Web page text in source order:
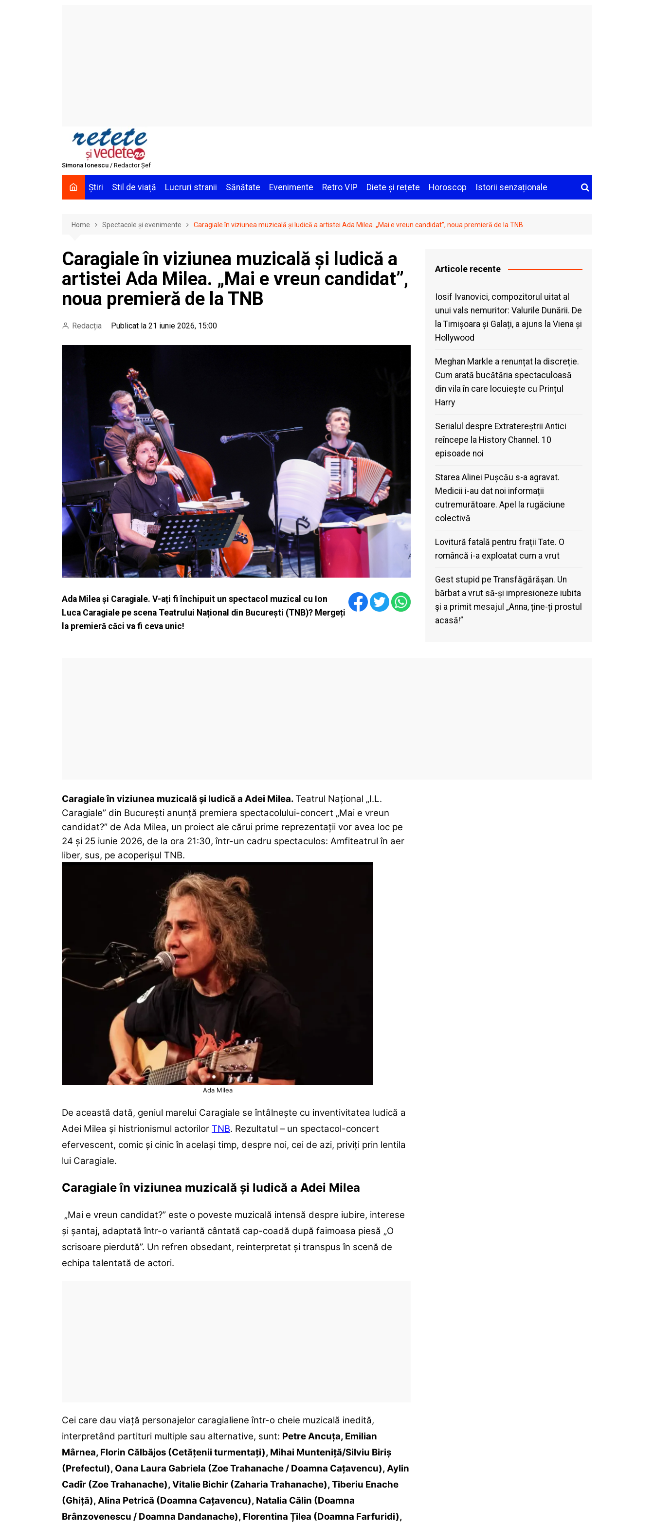
Simona Ionescu / Redactor Șef
Știri Stil de viață Lucruri stranii Sănătate Evenimente Retro VIP Diete și rețete Horoscop Istorii senzaționale
Home Spectacole și evenimente Caragiale în viziunea muzicală și ludică a artistei Ada Milea. „Mai e vreun candidat”, noua premieră de la TNB
Caragiale în viziunea muzicală și ludică a
artistei Ada Milea. „Mai e vreun candidat”,
noua premieră de la TNB
Redacția Publicat la 21 iunie 2026, 15:00
Ada Milea și Caragiale. V-ați fi închipuit un spectacol muzical cu Ion
Luca Caragiale pe scena Teatrului Național din București (TNB)? Mergeți
la premieră căci va fi ceva unic!
Articole recente
Iosif Ivanovici, compozitorul uitat al
unui vals nemuritor: Valurile Dunării. De
la Timișoara și Galați, a ajuns la Viena și
Hollywood
Meghan Markle a renunțat la discreție.
Cum arată bucătăria spectaculoasă
din vila în care locuiește cu Prințul
Harry
Serialul despre Extratereștrii Antici
reîncepe la History Channel. 10
episoade noi
Starea Alinei Pușcău s-a agravat.
Medicii i-au dat noi informații
cutremurătoare. Apel la rugăciune
colectivă
Lovitură fatală pentru frații Tate. O
româncă i-a exploatat cum a vrut
Gest stupid pe Transfăgărășan. Un
bărbat a vrut să-și impresioneze iubita
și a primit mesajul „Anna, ține-ți prostul
acasă!”
Caragiale în viziunea muzicală și ludică a Adei Milea.Teatrul Național „I.L.
Caragiale” din București anunță premiera spectacolului-concert „Mai e vreun
candidat?” de Ada Milea, un proiect ale cărui prime reprezentații vor avea loc pe
24 și 25 iunie 2026, de la ora 21:30, într-un cadru spectaculos: Amfiteatrul în aer
liber, sus, pe acoperișul TNB.
Ada Milea
De această dată, geniul marelui Caragiale se întâlnește cu inventivitatea ludică a
Adei Milea și histrionismul actorilor TNB. Rezultatul – un spectacol-concert
efervescent, comic și cinic în același timp, despre noi, cei de azi, priviți prin lentila
lui Caragiale.
Caragiale în viziunea muzicală și ludică a Adei Milea
„Mai e vreun candidat?” este o poveste muzicală intensă despre iubire, interese
și șantaj, adaptată într-o variantă cântată cap-coadă după faimoasa piesă „O
scrisoare pierdută”. Un refren obsedant, reinterpretat și transpus în scenă de
echipa talentată de actori.
Cei care dau viață personajelor caragialiene într-o cheie muzicală inedită,
interpretând partituri multiple sau alternative, sunt: Petre Ancuța, Emilian
Mârnea, Florin Călbăjos (Cetățenii turmentaţi), Mihai Munteniță/Silviu Biriș
(Prefectul), Oana Laura Gabriela (Zoe Trahanache / Doamna Cațavencu), Aylin
Cadîr (Zoe Trahanache), Vitalie Bichir (Zaharia Trahanache), Tiberiu Enache
(Ghiță), Alina Petrică (Doamna Cațavencu), Natalia Călin (Doamna
Brânzovenescu / Doamna Dandanache), Florentina Țilea (Doamna Farfuridi),